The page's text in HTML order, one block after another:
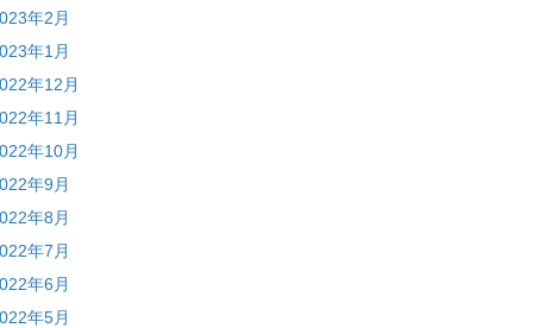
年2月
年1月
年12月
年11月
年10月
年9月
年8月
年7月
年6月
年5月